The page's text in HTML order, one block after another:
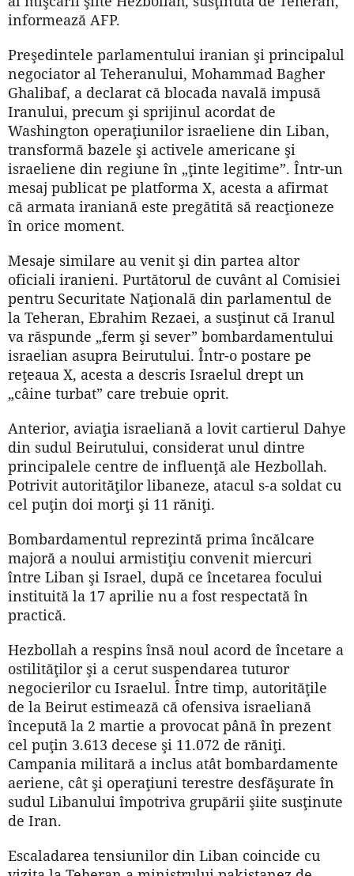
informează AFP.
Preşedintele parlamentului iranian şi principalul
negociator al Teheranului, Mohammad Bagher
Ghalibaf, a declarat că blocada navală impusă
Iranului, precum şi sprijinul acordat de
Washington operaţiunilor israeliene din Liban,
transformă bazele şi activele americane şi
israeliene din regiune în „ţinte legitime”. Într-un
mesaj publicat pe platforma X, acesta a afirmat
că armata iraniană este pregătită să reacţioneze
în orice moment.
Mesaje similare au venit şi din partea altor
oficiali iranieni. Purtătorul de cuvânt al Comisiei
pentru Securitate Naţională din parlamentul de
la Teheran, Ebrahim Rezaei, a susţinut că Iranul
va răspunde „ferm şi sever” bombardamentului
israelian asupra Beirutului. Într-o postare pe
reţeaua X, acesta a descris Israelul drept un
„câine turbat” care trebuie oprit.
Anterior, aviaţia israeliană a lovit cartierul Dahye
din sudul Beirutului, considerat unul dintre
principalele centre de influenţă ale Hezbollah.
Potrivit autorităţilor libaneze, atacul s-a soldat cu
cel puţin doi morţi şi 11 răniţi.
Bombardamentul reprezintă prima încălcare
majoră a noului armistiţiu convenit miercuri
între Liban şi Israel, după ce încetarea focului
instituită la 17 aprilie nu a fost respectată în
practică.
Hezbollah a respins însă noul acord de încetare a
ostilităţilor şi a cerut suspendarea tuturor
negocierilor cu Israelul. Între timp, autorităţile
de la Beirut estimează că ofensiva israeliană
începută la 2 martie a provocat până în prezent
cel puţin 3.613 decese şi 11.072 de răniţi.
Campania militară a inclus atât bombardamente
aeriene, cât şi operaţiuni terestre desfăşurate în
sudul Libanului împotriva grupării şiite susţinute
de Iran.
Escaladarea tensiunilor din Liban coincide cu